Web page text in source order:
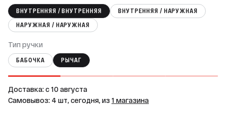
ВНУТРЕННЯЯ / ВНУТРЕННЯЯ
ВНУТРЕННЯЯ / НАРУЖНАЯ
НАРУЖНАЯ / НАРУЖНАЯ
Тип ручки
БАБОЧКА РЫЧАГ
Доставка: c 10 августа
Самовывоз: 4 шт, сегодня, из 1 магазина